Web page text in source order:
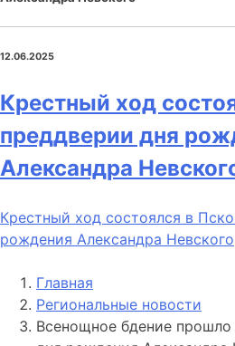
12.06.2025
Крестный ход
преддверии дня
Александра
Крестный ход состоялся в
рождения Александра Невского
Главная
Региональные новости
Всенощное бдение